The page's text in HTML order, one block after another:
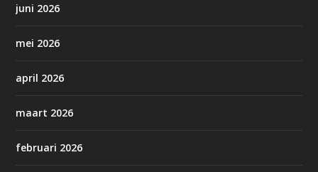
juni 2026
mei 2026
april 2026
maart 2026
februari 2026